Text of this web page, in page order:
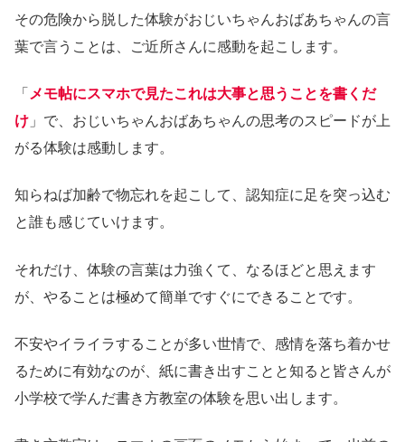
その危険から脱した体験がおじいちゃんおばあちゃんの言
葉で言うことは、ご近所さんに感動を起こします。
「 メモ帖にスマホで見たこれは大事と思うことを書くだ
け 」で、おじいちゃんおばあちゃんの思考のスピードが上
がる体験は感動します。
知らねば加齢で物忘れを起こして、認知症に足を突っ込む
と誰も感じていけます。
それだけ、体験の言葉は力強くて、なるほどと思えます
が、やることは極めて簡単ですぐにできることです。
不安やイライラすることが多い世情で、感情を落ち着かせ
るために有効なのが、紙に書き出すことと知ると皆さんが
小学校で学んだ書き方教室の体験を思い出します。